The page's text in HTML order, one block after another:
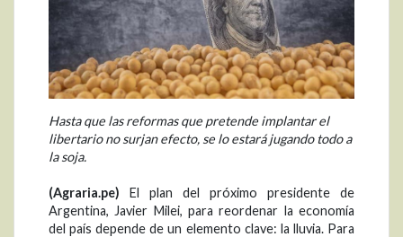
Hasta que las reformas que pretende implantar el
libertario no surjan efecto, se lo estará jugando todo a
la soja.
(Agraria.pe) El plan del próximo presidente de
Argentina, Javier Milei, para reordenar la economía
del país depende de un elemento clave: la lluvia. Para